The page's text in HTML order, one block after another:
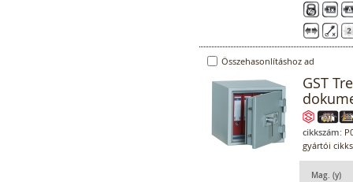
Összehasonlításhoz ad
GST
cikkszám:
gyártói
Mag. (y)